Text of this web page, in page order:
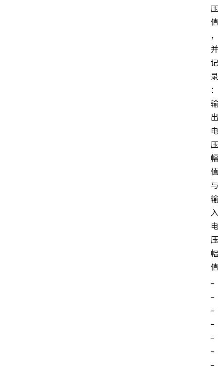
压
值
，
并
记
录
：
输
出
电
压
幅
值
与
输
入
电
压
幅
值